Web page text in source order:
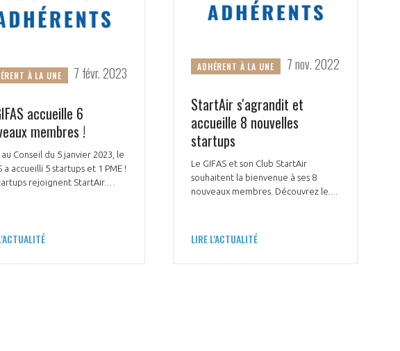
À LA UNE 7 févr. 2023
accueille 6
membres !
Conseil du 5 janvier 2023, le
a accueilli 5 startups et 1 PME !
rejoignent StartAir.
Service.
ADHÉRENT À LA UNE 7 nov. 2022
StartAir s'agrandit et
accueille 8 nouvelles
startups
Le GIFAS et son Club StartAir
souhaitent la bienvenue à ses 8
nouveaux membres. Découvrez le
Aero, Centiloc, Ineo-Sense, JKL
Repoussage 2.0, Ternwaves et
LIRE L'ACTUALITÉ